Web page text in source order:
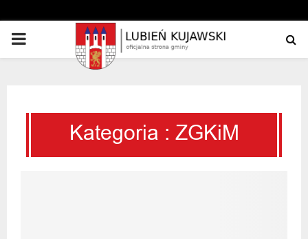
PRIMARY
Kategoria : ZGKiM